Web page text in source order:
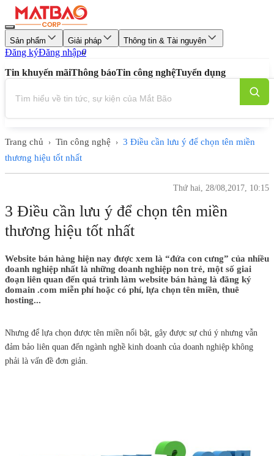
Sản phẩm Giải pháp Thông tin & Tài nguyên
Đăng kýĐăng nhập0
Tin khuyến mãiThông báoTin công nghệTuyển dụng
Trang chủ › Tin công nghệ › 3 Điều cần lưu ý để chọn tên miền
thương hiệu tốt nhất
Thứ hai, 28/08,2017, 10:15
3 Điều cần lưu ý để chọn tên miền
thương hiệu tốt nhất
Website bán hàng hiện nay được xem là “đứa con cưng” của nhiều
doanh nghiệp nhất là những doanh nghiệp non trẻ, một số giai
đoạn liên quan đến quá trình làm website bán hàng là đăng ký
domain .com miễn phí hoặc có phí, lựa chọn tên miền, thuê
hosting...
Nhưng để lựa chọn được tên miền nổi bật, gây được sự chú ý nhưng vẫn
đảm bảo liên quan đến ngành nghề kinh doanh của doanh nghiệp không
phải là vấn đề đơn giản.